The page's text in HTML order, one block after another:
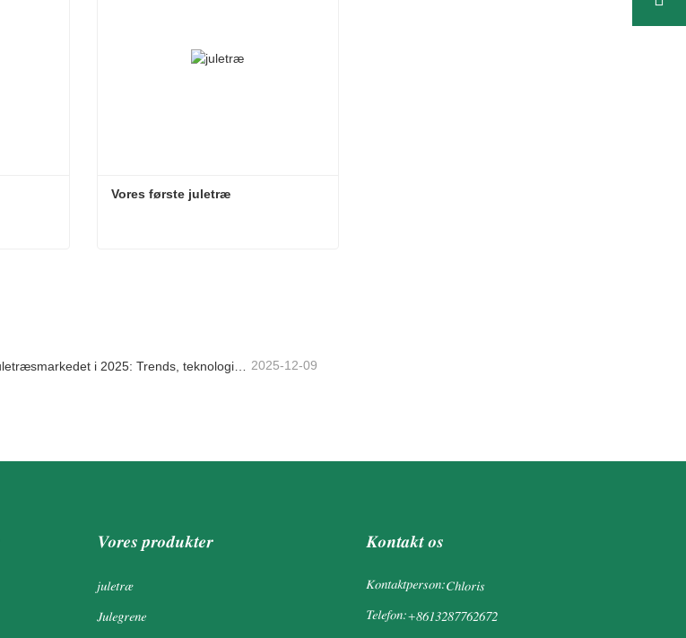
Vores første juletræ
Juletræsmarkedet i 2025: Trends, teknologier og indkøbsguide til B2B-købere 2025-12-09
Vores produkter
juletræ
Julegrene
Kontakt os
Kontaktperson:Chloris
Telefon:+8613287762672